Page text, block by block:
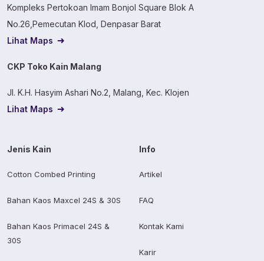
Kompleks Pertokoan Imam Bonjol Square Blok A
No.26,Pemecutan Klod, Denpasar Barat
Lihat Maps
CKP Toko Kain Malang
Jl. K.H. Hasyim Ashari No.2, Malang, Kec. Klojen
Lihat Maps
Jenis Kain
Cotton Combed Printing
Bahan Kaos Maxcel 24S & 30S
Bahan Kaos Primacel 24S &
30S
Info
Artikel
FAQ
Kontak Kami
Karir